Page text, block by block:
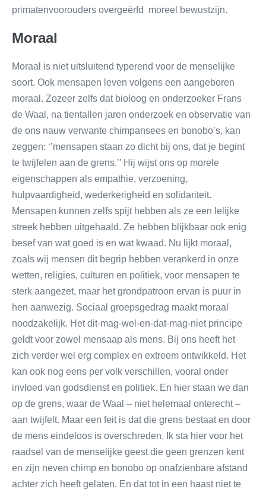
primatenvoorouders overgeërfd moreel bewustzijn.
Moraal
Moraal is niet uitsluitend typerend voor de menselijke
soort. Ook mensapen leven volgens een aangeboren
moraal. Zozeer zelfs dat bioloog en onderzoeker Frans
de Waal, na tientallen jaren onderzoek en observatie van
de ons nauw verwante chimpansees en bonobo’s, kan
zeggen: ‘’mensapen staan zo dicht bij ons, dat je begint
te twijfelen aan de grens.’’ Hij wijst ons op morele
eigenschappen als empathie, verzoening,
hulpvaardigheid, wederkerigheid en solidariteit.
Mensapen kunnen zelfs spijt hebben als ze een lelijke
streek hebben uitgehaald. Ze hebben blijkbaar ook enig
besef van wat goed is en wat kwaad. Nu lijkt moraal,
zoals wij mensen dit begrip hebben verankerd in onze
wetten, religies, culturen en politiek, voor mensapen te
sterk aangezet, maar het grondpatroon ervan is puur in
hen aanwezig. Sociaal groepsgedrag maakt moraal
noodzakelijk. Het dit-mag-wel-en-dat-mag-niet principe
geldt voor zowel mensaap als mens. Bij ons heeft het
zich verder wel erg complex en extreem ontwikkeld. Het
kan ook nog eens per volk verschillen, vooral onder
invloed van godsdienst en politiek. En hier staan we dan
op de grens, waar de Waal – niet helemaal onterecht –
aan twijfelt. Maar een feit is dat die grens bestaat en door
de mens eindeloos is overschreden. Ik sta hier voor het
raadsel van de menselijke geest die geen grenzen kent
en zijn neven chimp en bonobo op onafzienbare afstand
achter zich heeft gelaten. En dat tot in een haast niet te